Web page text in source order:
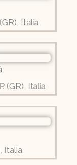
Italia
(GR), Italia
Italia